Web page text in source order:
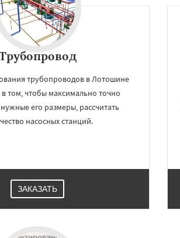
трубопроводов в Лотошине
в том, чтобы максимально точно
его размеры, рассчитать
насосных станций.
ЗАКАЗАТЬ